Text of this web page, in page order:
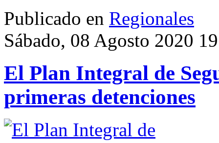
Publicado en Regionales
Sábado, 08 Agosto 2020
El Plan Integral de
primeras detenciones